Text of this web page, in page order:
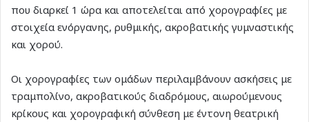
που διαρκεί 1 ώρα και αποτελείται από χορογραφίες με
στοιχεία ενόργανης, ρυθμικής, ακροβατικής γυμναστικής
και χορού.
Οι χορογραφίες των ομάδων περιλαμβάνουν ασκήσεις με
τραμπολίνο, ακροβατικούς διαδρόμους, αιωρούμενους
κρίκους και χορογραφική σύνθεση με έντονη θεατρική